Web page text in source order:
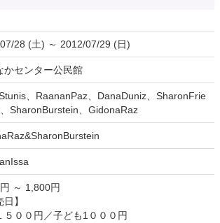
28 (土) ～ 2012/07/29 (日)
かセンター公民館
、RaananPaz、DanaDuniz、SharonFrie
SharonBurstein、GidonaRaz
～ 1,800円
日】
５００円／子ども1０００円